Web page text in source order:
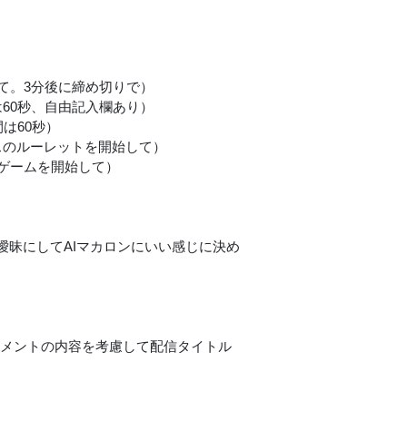
3分後に締め切りで）
秒、自由記入欄あり）
60秒）
ルーレットを開始して）
ムを開始して）
にしてAIマカロンにいい感じに決め
ントの内容を考慮して配信タイトル